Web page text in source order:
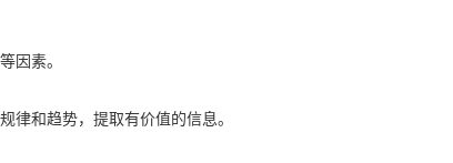
因素。
和趋势，提取有价值的信息。